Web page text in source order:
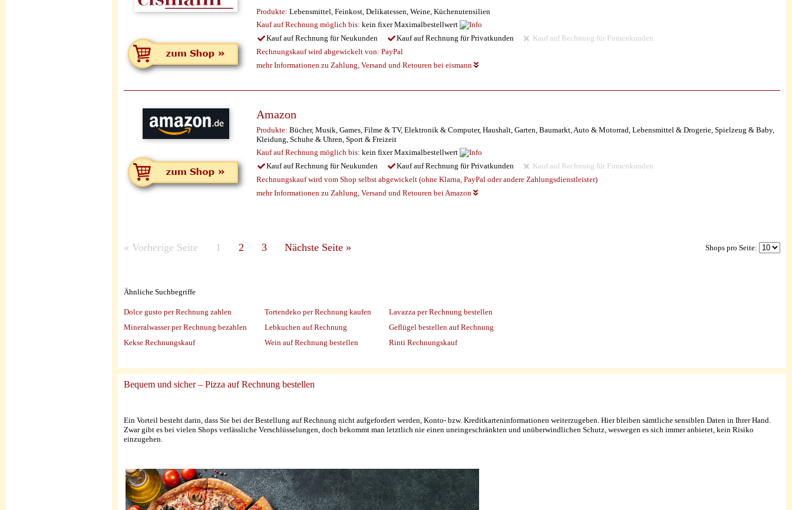
Produkte: Lebensmittel, Feinkost, Delikatessen, Weine, Küchenutensilien
Kauf auf Rechnung möglich bis: kein fixer Maximalbestellwert
Kauf auf Rechnung für Neukunden
Kauf auf Rechnung für Privatkunden
Kauf auf Rechnung für Firmenkunden
Rechnungskauf wird abgewickelt von: PayPal
mehr Informationen zu Zahlung, Versand und Retouren bei eismann
Amazon
Produkte: Bücher, Musik, Games, Filme & TV, Elektronik & Computer, Haushalt, Garten, Baumarkt, Auto & Motorrad, Lebensmittel & Drogerie, Spielzeug & Baby,
Kleidung, Schuhe & Uhren, Sport & Freizeit
Kauf auf Rechnung möglich bis: kein fixer Maximalbestellwert
Kauf auf Rechnung für Neukunden
Kauf auf Rechnung für Privatkunden
Kauf auf Rechnung für Firmenkunden
Rechnungskauf wird vom Shop selbst abgewickelt (ohne Klarna, PayPal oder andere Zahlungsdienstleister)
mehr Informationen zu Zahlung, Versand und Retouren bei Amazon
« Vorherige Seite 1 2 3 Nächste Seite » Shops pro Seite:
Ähnliche Suchbegriffe
Dolce gusto per Rechnung zahlen
Mineralwasser per Rechnung bezahlen
Kekse Rechnungskauf
Tortendeko per Rechnung kaufen
Lebkuchen auf Rechnung
Wein auf Rechnung bestellen
Lavazza per Rechnung bestellen
Geflügel bestellen auf Rechnung
Rinti Rechnungskauf
Bequem und sicher – Pizza auf Rechnung bestellen
Ein Vorteil besteht darin, dass Sie bei der Bestellung auf Rechnung nicht aufgefordert werden, Konto- bzw. Kreditkarteninformationen weiterzugeben. Hier bleiben sämtliche sensiblen Daten in Ihrer Hand.
Zwar gibt es bei vielen Shops verlässliche Verschlüsselungen, doch bekommt man letztlich nie einen uneingeschränkten und unüberwindlichen Schutz, weswegen es sich immer anbietet, kein Risiko
einzugehen.